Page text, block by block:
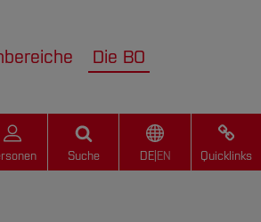
Die BO
Suche DE| EN Quicklinks